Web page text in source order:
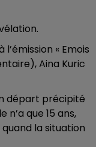
« Emois
Aina Kuric
départ précipité
n’a que 15 ans,
la situation